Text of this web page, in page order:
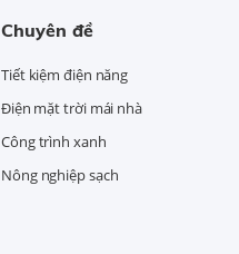
Chuyên đề
Tiết kiệm điện năng
Điện mặt trời mái nhà
Công trình xanh
Nông nghiệp sạch